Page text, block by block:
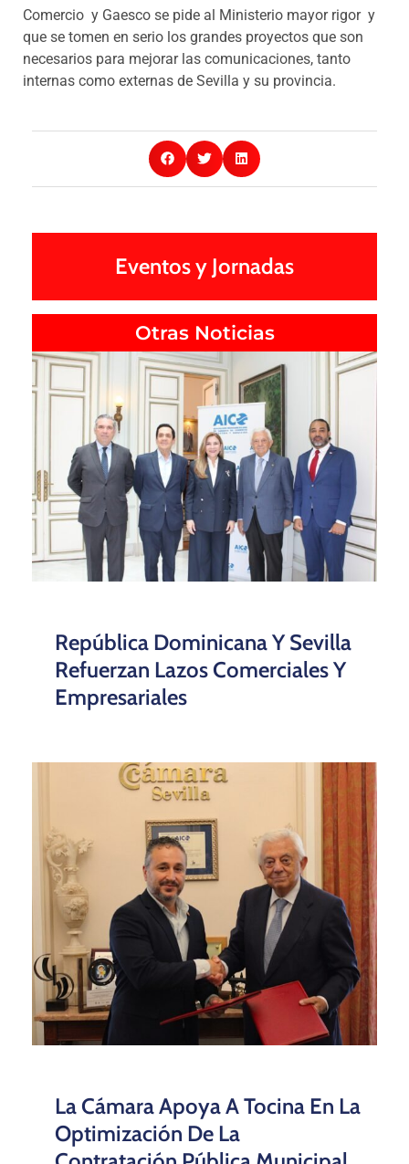
Comercio y Gaesco se pide al Ministerio mayor rigor y
que se tomen en serio los grandes proyectos que son
necesarios para mejorar las comunicaciones, tanto
internas como externas de Sevilla y su provincia.
Eventos y Jornadas
Otras Noticias
República Dominicana Y Sevilla
Refuerzan Lazos Comerciales Y
Empresariales
La Cámara Apoya A Tocina En La
Optimización De La